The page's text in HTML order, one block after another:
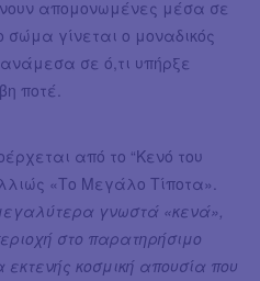
απομονωμένες μέσα σε
σώμα γίνεται ο μοναδικός
σε ό,τι υπήρξε
ποτέ.
από το “Κενό του
«Το Μεγάλο Τίποτα».
γνωστά «κενά»,
στο παρατηρήσιμο
κοσμική απουσία που